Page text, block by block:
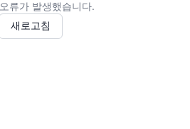
류가 발생했습니다.
새로고침